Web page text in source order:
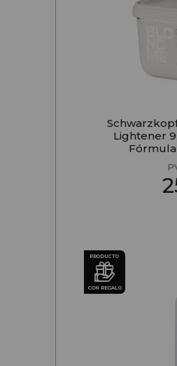
Lightener
PRODUCTO
CON REGALO